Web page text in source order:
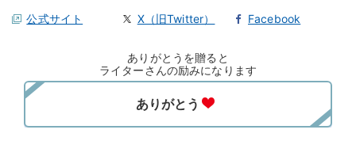
公式サイト X（旧Twitter） Facebook
ありがとうを贈ると
ライターさんの励みになります